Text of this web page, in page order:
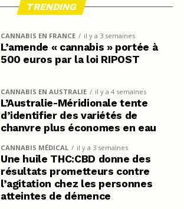
TRENDING
CANNABIS EN FRANCE il y a 3 semaines
L’amende « cannabis » portée à
500 euros par la loi RIPOST
CANNABIS EN AUSTRALIE il y a 4 semaines
L’Australie-Méridionale tente
d’identifier des variétés de
chanvre plus économes en eau
CANNABIS MÉDICAL il y a 3 semaines
Une huile THC:CBD donne des
résultats prometteurs contre
l’agitation chez les personnes
atteintes de démence